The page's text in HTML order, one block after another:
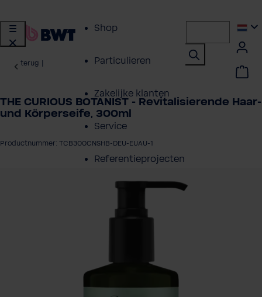
Shop
Particulieren
Zakelijke klanten
Service
Referentieprojecten
Over BWT
terug
THE CURIOUS BOTANIST - Revitalisierende Haar-
und Körperseife, 300ml
Productnummer: TCB300CNSHB-DEU-EUAU-1